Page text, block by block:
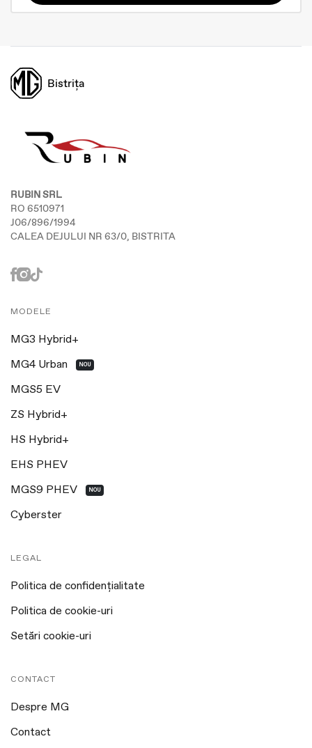
Bistrița
RUBIN SRL
RO 6510971
J06/896/1994
CALEA DEJULUI NR 63/0, BISTRITA
MODELE
MG3 Hybrid+
MG4 Urban NOU
MGS5 EV
ZS Hybrid+
HS Hybrid+
EHS PHEV
MGS9 PHEV NOU
Cyberster
LEGAL
Politica de confidențialitate
Politica de cookie-uri
Setări cookie-uri
CONTACT
Despre MG
Contact